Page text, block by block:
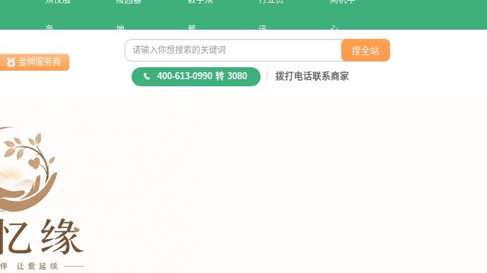
务 地 葬 讯 心
金牌服务商
400-613-0990 转 3080
拨打电话联系商家